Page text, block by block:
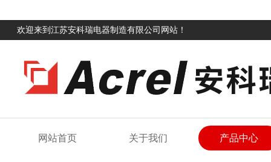
欢迎来到江苏安科瑞电器制造有限公司网站！
网站首页 关于我们 产品中心